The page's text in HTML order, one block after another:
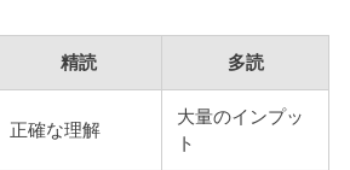
精読 多読
正確な理解
大量のインプッ
ト